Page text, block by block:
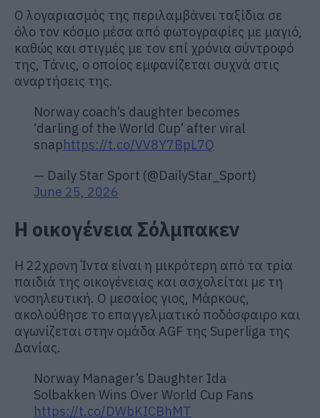
Ο λογαριασμός της περιλαμβάνει ταξίδια σε
όλο τον κόσμο μέσα από φωτογραφίες με μαγιό,
καθώς και στιγμές με τον επί χρόνια σύντροφό
της, Τάνις, ο οποίος εμφανίζεται συχνά στις
αναρτήσεις της.
Norway coach’s daughter becomes
‘darling of the World Cup’ after viral
snaphttps://t.co/VV8Y7BpL7Q
— Daily Star Sport (@DailyStar_Sport)
June 25, 2026
Η οικογένεια Σόλμπακεν
Η 22χρονη Ίντα είναι η μικρότερη από τα τρία
παιδιά της οικογένειας και ασχολείται με τη
νοσηλευτική. Ο μεσαίος γιος, Μάρκους,
ακολούθησε το επαγγελματικό ποδόσφαιρο και
αγωνίζεται στην ομάδα AGF της Superliga της
Δανίας.
Norway Manager’s Daughter Ida
Solbakken Wins Over World Cup Fans
https://t.co/DWbKICBhMT